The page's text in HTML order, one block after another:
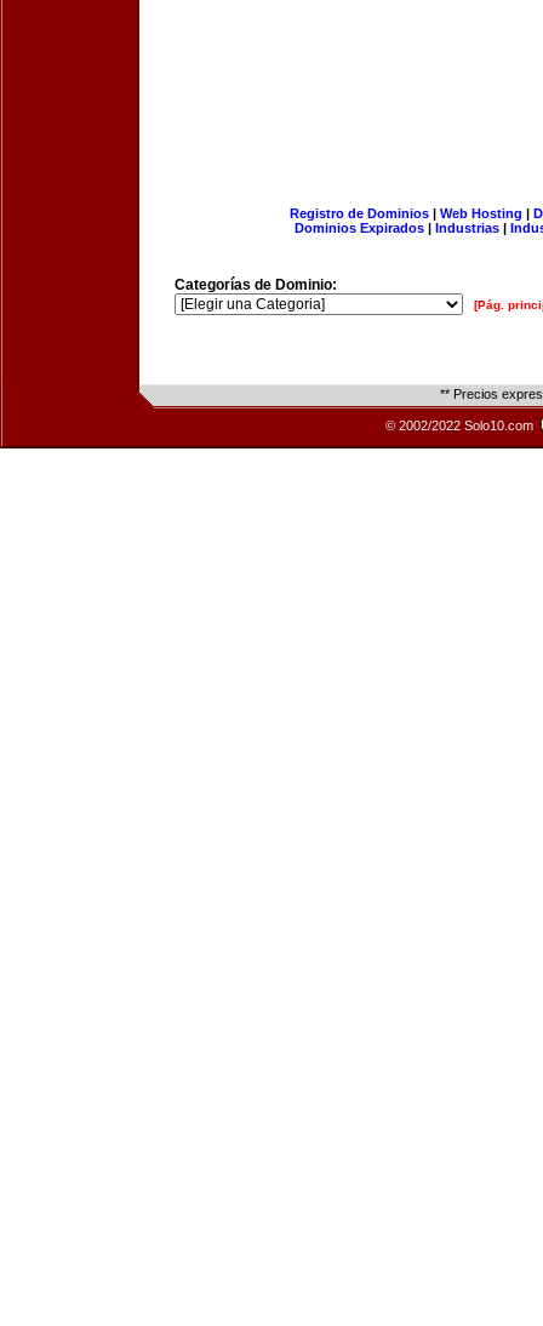
Registro de Dominios| Web Hosting |
Dominios Expirados | Industrias |
Categorías de Dominio:
[Pág.
** Precios
© 2002/2022 Solo10.com